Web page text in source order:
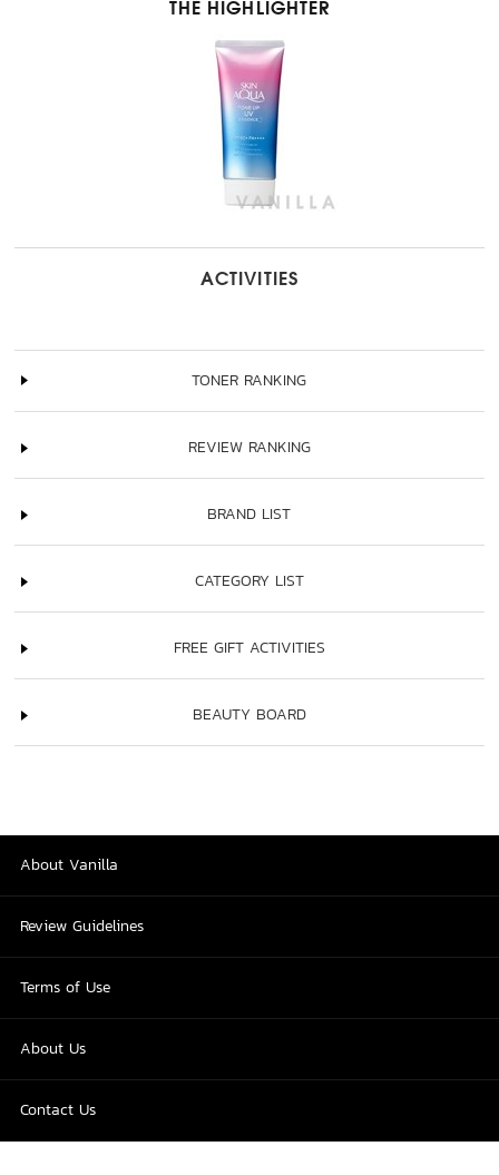
THE HIGHLIGHTER
ACTIVITIES
TONER RANKING
REVIEW RANKING
BRAND LIST
CATEGORY LIST
FREE GIFT ACTIVITIES
BEAUTY BOARD
About Vanilla
Review Guidelines
Terms of Use
About Us
Contact Us